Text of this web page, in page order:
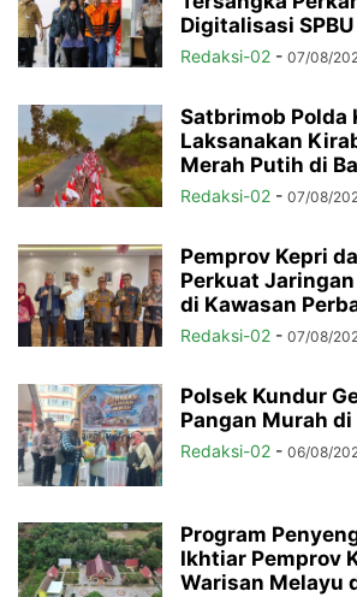
Digitalisasi
Redaksi-02 - 07/08/
Satbrimob Polda
Laksanakan
Merah Putih di
Redaksi-02 - 07/08/
Pemprov Kepri
Perkuat
di Kawasan
Redaksi-02 - 07/08/
Polsek Kundur
Pangan Murah
Redaksi-02 - 06/08/
Program
Ikhtiar Pemprov
Warisan Melayu